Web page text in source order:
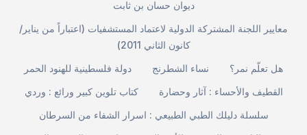
ديوان حسان بن ثابت
معايير اللجنة المشتركة الدولية لاعتماد المستشفيات (اعتباراً من يناير/
كانون الثاني 2011)
دولة فلسطينية للهنود الحمر
نساء الشطرنج
هل تعلّم نمر؟
كتاب تلوين كبير ورائع : وردي
القطيف والأحساء : آثار وحضارة
سلسلة دليلك الطبي الطبيعي : اسرار الشفاء من السرطان